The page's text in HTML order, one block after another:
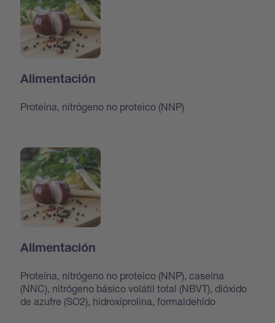
Alimentación
Proteína, nitrógeno no proteico (NNP)
Alimentación
Proteína, nitrógeno no proteico (NNP), caseína
(NNC), nitrógeno básico volátil total (NBVT), dióxido
de azufre (SO2), hidroxiprolina, formaldehído